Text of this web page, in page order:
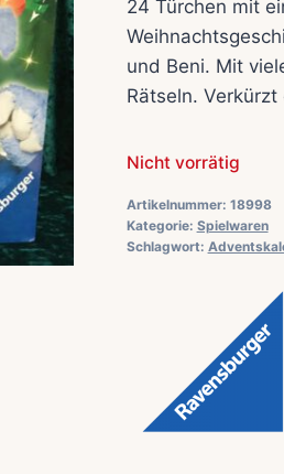
24 Türchen mit
und Beni. Mit
Rätseln. Verkürzt
Nicht vorrätig
Artikelnummer: 18998
Kategorie: Spielwaren
Schlagwort: